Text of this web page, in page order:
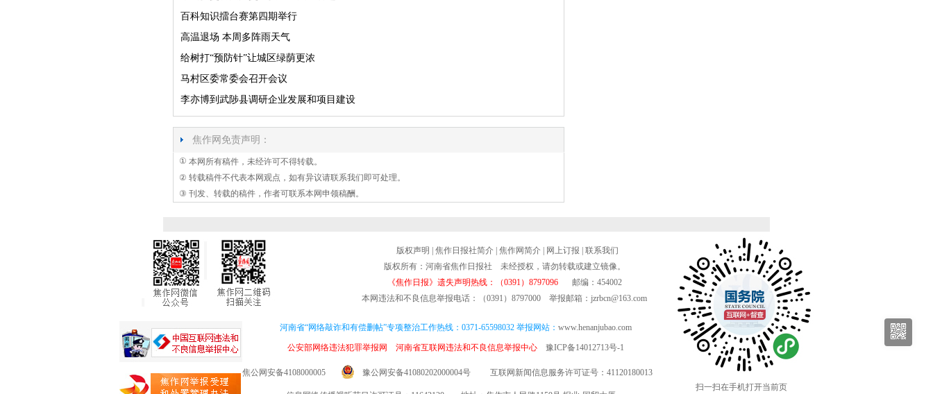
百科知识擂台赛第四期举行
高温退场 本周多阵雨天气
给树打“预防针”让城区绿荫更浓
马村区委常委会召开会议
李亦博到武陟县调研企业发展和项目建设
焦作网免责声明：
① 本网所有稿件，未经许可不得转载。
② 转载稿件不代表本网观点，如有异议请联系我们即可处理。
③ 刊发、转载的稿件，作者可联系本网申领稿酬。
版权声明 焦作日报社简介| 焦作网简介| 网上订报
联系我们
版权所有：河南省焦作日报社 未经授权，请勿转载或建立镜像。
《焦作日报》遗失声明热线：（0391）8797096
邮编：454002
本网违法和不良信息举报电话：（0391）8797000 举报邮箱：jzrbcn@163.com
河南省“网络敲诈和有偿删帖”专项整治工作热线：0371-65598032 举报网站： www.henanjubao.com
公安部网络违法犯罪举报网 河南省互联网违法和不良信息举报中心 豫ICP备14012713号-1
焦公网安备4108000005 豫公网安备41080202000004号 互联网新闻信息服务许可证号：41120180013
扫一扫在手机打开当前页